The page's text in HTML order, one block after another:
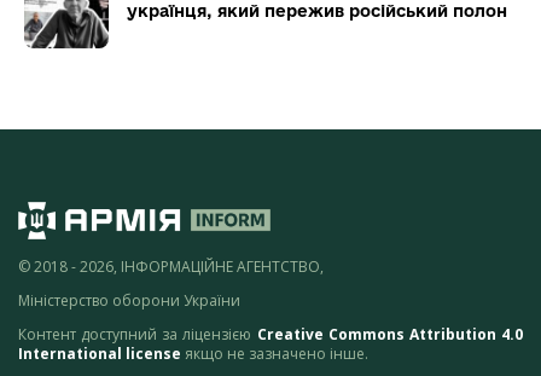
українця, який пережив російський полон
© 2018 - 2026, ІНФОРМАЦІЙНЕ АГЕНТСТВО,
Міністерство оборони України
Контент доступний за ліцензією Creative Commons Attribution 4.0
International license якщо не зазначено інше.